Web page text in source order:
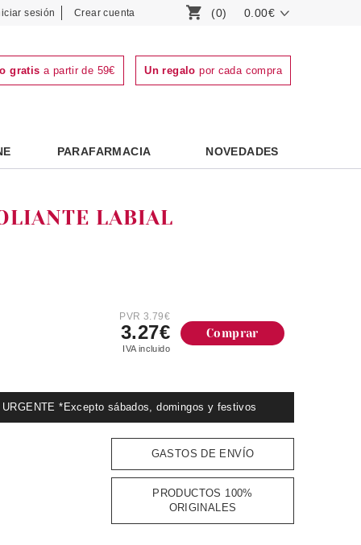
sesión Crear cuenta (0) 0.00€
gratis a partir de 59€ Un regalo por cada compra
PARAFARMACIA NOVEDADES
LABIAL
PVR 3.79€
3.27€
IVA incluido
Comprar
*Excepto sábados, domingos y festivos
GASTOS DE ENVÍO
PRODUCTOS 100%
ORIGINALES